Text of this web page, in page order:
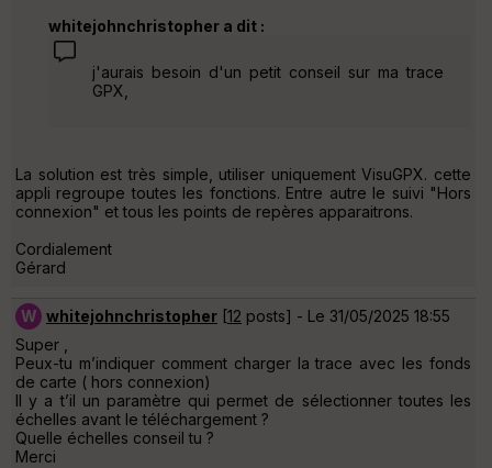
whitejohnchristopher a dit :
j'aurais besoin d'un petit conseil sur ma trace
GPX,
La solution est très simple, utiliser uniquement VisuGPX. cette
appli regroupe toutes les fonctions. Entre autre le suivi "Hors
connexion" et tous les points de repères apparaitrons.
Cordialement
Gérard
W whitejohnchristopher [12 posts] - Le 31/05/2025 18:55
Super ,
Peux-tu m’indiquer comment charger la trace avec les fonds
de carte ( hors connexion)
Il y a t’il un paramètre qui permet de sélectionner toutes les
échelles avant le téléchargement ?
Quelle échelles conseil tu ?
Merci